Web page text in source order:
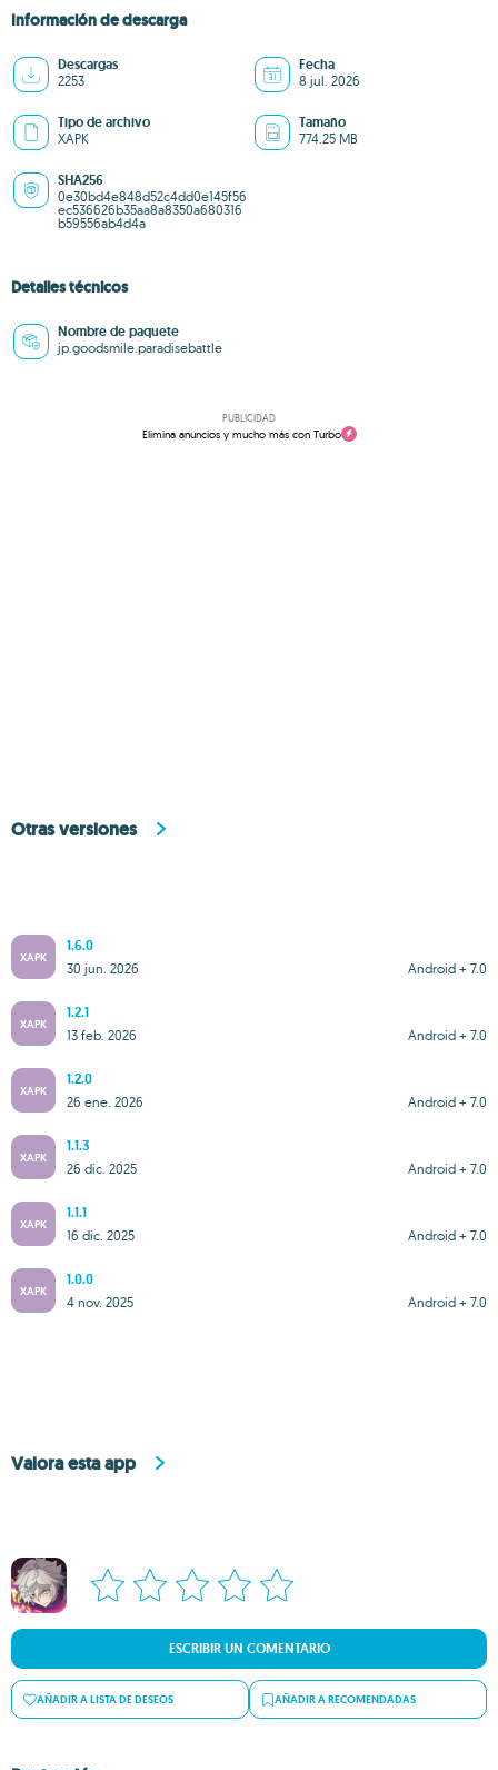
Información de descarga
Descargas
2253
Fecha
8 jul. 2026
Tipo de archivo
XAPK
Tamaño
774.25 MB
SHA256
0e30bd4e848d52c4dd0e145f56
ec536626b35aa8a8350a680316
b59556ab4d4a
Detalles técnicos
Nombre de paquete
jp.goodsmile.paradisebattle
PUBLICIDAD
Elimina anuncios y mucho más con Turbo
Otras versiones
XAPK
1.6.0
Android + 7.0
30 jun. 2026
XAPK
1.2.1
Android + 7.0
13 feb. 2026
XAPK
1.2.0
Android + 7.0
26 ene. 2026
XAPK
1.1.3
Android + 7.0
26 dic. 2025
XAPK
1.1.1
Android + 7.0
16 dic. 2025
XAPK
1.0.0
Android + 7.0
4 nov. 2025
Valora esta app
ESCRIBIR UN COMENTARIO
AÑADIR A LISTA DE DESEOS AÑADIR A RECOMENDADAS